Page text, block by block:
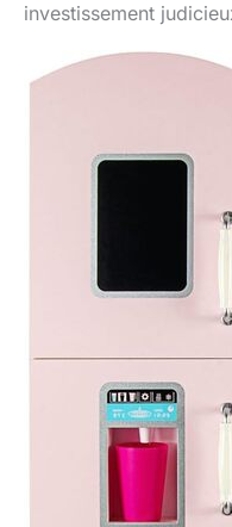
investissement